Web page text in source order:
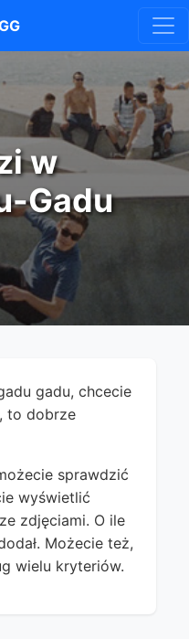
w
Gadu
gadu, chcecie
to dobrze
sprawdzić
wyświetlić
zdjęciami. O ile
Możecie też,
wielu kryteriów.